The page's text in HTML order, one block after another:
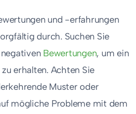
und -erfahrungen
durch. Suchen Sie
Bewertungen, um ein
erhalten. Achten Sie
Muster oder
mögliche Probleme mit dem